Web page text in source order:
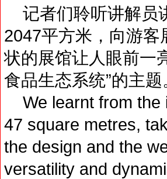
记者们聆听讲解员
2047平方米，向游
状的展馆让人眼前一
食品生态系统”的主题
We learnt from the
47 square metres,
the design and the
versatility and